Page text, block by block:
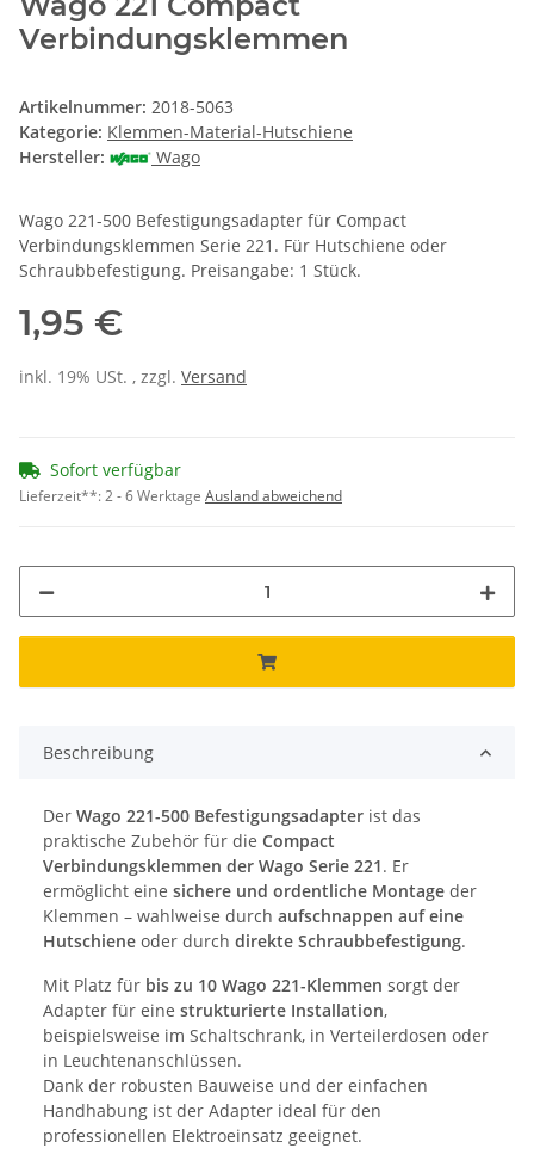
Verbindungsklemmen
Artikelnummer: 2018-5063
Kategorie: Klemmen-Material-Hutschiene
Hersteller:
Wago
Wago 221-500 Befestigungsadapter für Compact
Verbindungsklemmen Serie 221. Für Hutschiene oder
Schraubbefestigung. Preisangabe: 1 Stück.
1,95 €
inkl. 19% USt. , zzgl. Versand
Sofort verfügbar
Lieferzeit**:2 - 6 Werktage Ausland abweichend
Beschreibung
Der Wago 221-500 Befestigungsadapter ist das
praktische Zubehör für die Compact
Verbindungsklemmen der Wago Serie 221. Er
ermöglicht eine sichere und ordentliche Montage der
Klemmen – wahlweise durch aufschnappen auf eine
Hutschiene oder durch direkte Schraubbefestigung.
Mit Platz für bis zu 10 Wago 221-Klemmen sorgt der
Adapter für eine strukturierte Installation,
beispielsweise im Schaltschrank, in Verteilerdosen oder
in Leuchtenanschlüssen.
Dank der robusten Bauweise und der einfachen
Handhabung ist der Adapter ideal für den
professionellen Elektroeinsatz geeignet.